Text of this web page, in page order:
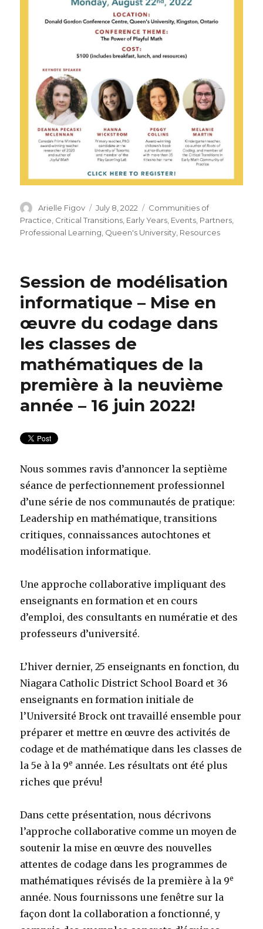
Author
Arielle Figov
Posted
on
July 8, 2022 Categories
Communities of
Practice Critical Transitions Early Years Events Partners
Professional Learning Queen's University Resources
Session de modélisation
informatique – Mise en
œuvre du codage dans
les classes de
mathématiques de la
première à la neuvième
année – 16 juin 2022!
Nous sommes ravis d’annoncer la septième
séance de perfectionnement professionnel
d’une série de nos communautés de pratique:
Leadership en mathématique, transitions
critiques, connaissances autochtones et
modélisation informatique.
Une approche collaborative impliquant des
enseignants en formation et en cours
d’emploi, des consultants en numératie et des
professeurs d’université.
L’hiver dernier, 25 enseignants en fonction, du
Niagara Catholic District School Board et 36
enseignants en formation initiale de
l’Université Brock ont travaillé ensemble pour
préparer et mettre en œuvre des activités de
codage et de mathématique dans les classes de
la 5e à la 9e année. Les résultats ont été plus
riches que prévu!
Dans cette présentation, nous décrivons
l’approche collaborative comme un moyen de
soutenir la mise en œuvre des nouvelles
attentes de codage dans les programmes de
mathématiques révisés de la première à la 9e
année. Nous fournissons une fenêtre sur la
façon dont la collaboration a fonctionné, y